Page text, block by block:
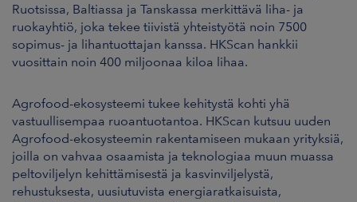
Ruotsissa, Baltiassa ja Tanskassa merkittävä liha- ja
ruokayhtiö, joka tekee tiivistä yhteistyötä noin 7500
sopimus- ja lihantuottajan kanssa. HKScan hankkii
vuosittain noin 400 miljoonaa kiloa lihaa.
Agrofood-ekosysteemi tukee kehitystä kohti yhä
vastuullisempaa ruoantuotantoa. HKScan kutsuu uuden
Agrofood-ekosysteemin rakentamiseen mukaan yrityksiä,
joilla on vahvaa osaamista ja teknologiaa muun muassa
peltoviljelyn kehittämisestä ja kasvinviljelystä,
rehustuksesta, uusiutuvista energiaratkaisuista,